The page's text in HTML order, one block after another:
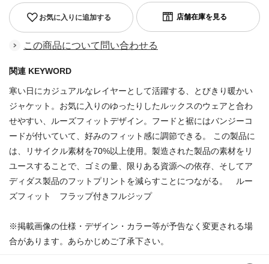
お気に入りに追加する
この商品について問い合わせる
関連 KEYWORD
寒い日にカジュアルなレイヤーとして活躍する、とびきり暖かい
ジャケット。お気に入りのゆったりしたルックスのウェアと合わ
せやすい、ルーズフィットデザイン。フードと裾にはバンジーコ
ードが付いていて、好みのフィット感に調節できる。 この製品に
は、リサイクル素材を70%以上使用。製造された製品の素材をリ
ユースすることで、ゴミの量、限りある資源への依存、そしてア
ディダス製品のフットプリントを減らすことにつながる。 ルー
ズフィット フラップ付きフルジップ
※掲載画像の仕様・デザイン・カラー等が予告なく変更される場
合があります。あらかじめご了承下さい。